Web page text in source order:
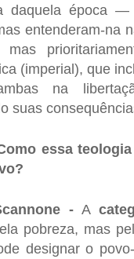
daquela época
entenderam-na
mas
(imperial), que
na
suas
essa
- A
pobreza, mas
designar o